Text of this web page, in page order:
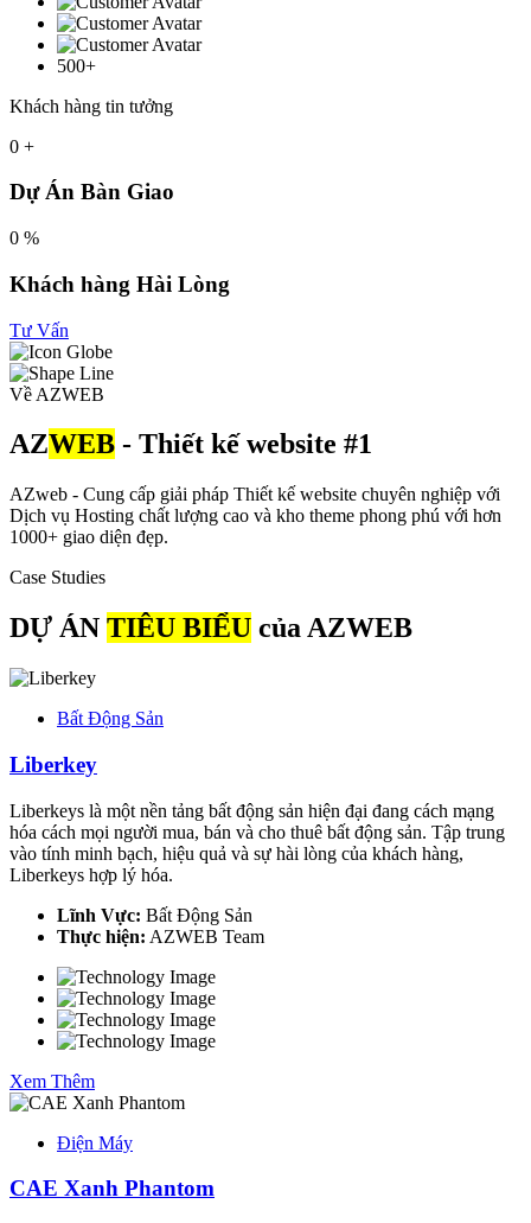
500+
Khách hàng tin tưởng
0 +
Dự Án Bàn Giao
0 %
Khách hàng Hài Lòng
Tư Vấn
Về AZWEB
AZWEB - Thiết kế website #1
AZweb - Cung cấp giải pháp Thiết kế website chuyên nghiệp với
Dịch vụ Hosting chất lượng cao và kho theme phong phú với hơn
1000+ giao diện đẹp.
Case Studies
DỰ ÁN TIÊU BIỂU của AZWEB
Bất Động Sản
Liberkey
Liberkeys là một nền tảng bất động sản hiện đại đang cách mạng
hóa cách mọi người mua, bán và cho thuê bất động sản. Tập trung
vào tính minh bạch, hiệu quả và sự hài lòng của khách hàng,
Liberkeys hợp lý hóa.
Lĩnh Vực: Bất Động Sản
Thực hiện: AZWEB Team
Xem Thêm
Điện Máy
CAE Xanh Phantom